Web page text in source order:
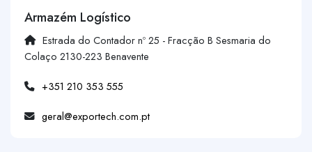
Armazém Logístico
Estrada do Contador nº 25 - Fracção B Sesmaria do
Colaço 2130-223 Benavente
+351 210 353 555
geral@exportech.com.pt